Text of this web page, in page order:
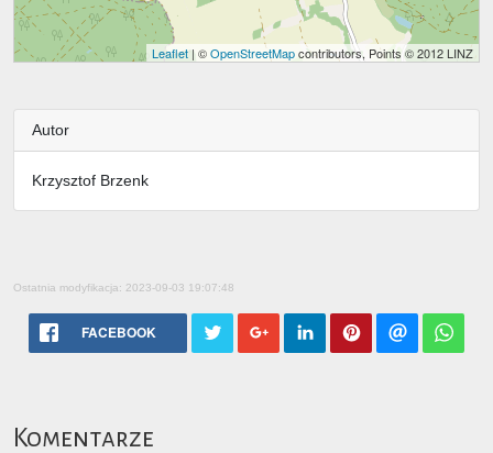
Leaflet| ©OpenStreetMapcontributors, Points © 2012 LINZ
Autor
Krzysztof Brzenk
Ostatnia modyfikacja: 2023-09-03 19:07:48
FACEBOOK
Komentarze